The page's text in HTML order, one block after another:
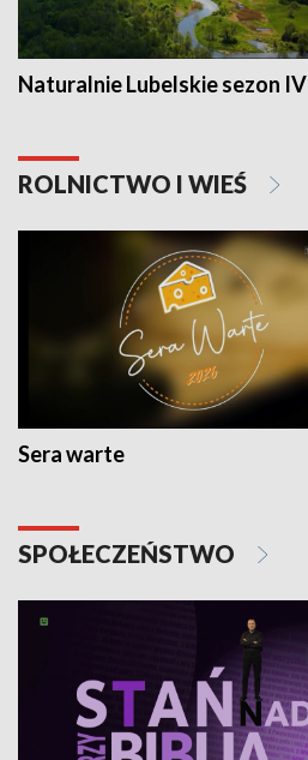
Naturalnie Lubelskie sezon IV
ROLNICTWO I WIEŚ
Sera warte
SPOŁECZEŃSTWO